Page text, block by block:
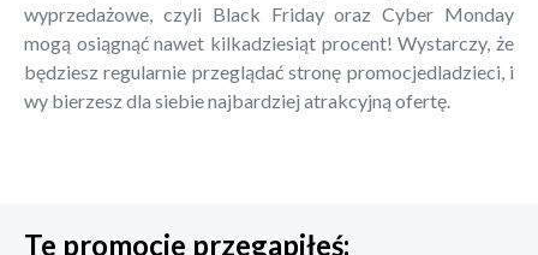
wyprzedażowe, czyli Black Friday oraz Cyber Monday
mogą osiągnąć nawet kilkadziesiąt procent! Wystarczy, że
będziesz regularnie przeglądać stronę promocjedladzieci, i
wy bierzesz dla siebie najbardziej atrakcyjną ofertę.
Te promocje przegapiłeś: